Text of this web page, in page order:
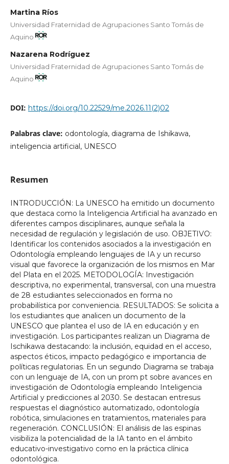
Martina Ríos
Universidad Fraternidad de Agrupaciones Santo Tomás de
Aquino
Nazarena Rodríguez
Universidad Fraternidad de Agrupaciones Santo Tomás de
Aquino
DOI: https://doi.org/10.22529/me.2026.11(2)02
Palabras clave: odontología, diagrama de Ishikawa,
inteligencia artificial, UNESCO
Resumen
INTRODUCCIÓN: La UNESCO ha emitido un documento
que destaca como la Inteligencia Artificial ha avanzado en
diferentes campos disciplinares, aunque señala la
necesidad de regulación y legislación de uso. OBJETIVO:
Identificar los contenidos asociados a la investigación en
Odontología empleando lenguajes de IA y un recurso
visual que favorece la organización de los mismos en Mar
del Plata en el 2025. METODOLOGÍA: Investigación
descriptiva, no experimental, transversal, con una muestra
de 28 estudiantes seleccionados en forma no
probabilística por conveniencia. RESULTADOS: Se solicita a
los estudiantes que analicen un documento de la
UNESCO que plantea el uso de IA en educación y en
investigación. Los participantes realizan un Diagrama de
Ischikawa destacando: la inclusión, equidad en el acceso,
aspectos éticos, impacto pedagógico e importancia de
políticas regulatorias. En un segundo Diagrama se trabaja
con un lenguaje de IA, con un prom pt sobre avances en
investigación de Odontología empleando Inteligencia
Artificial y predicciones al 2030. Se destacan entresus
respuestas el diagnóstico automatizado, odontología
robótica, simulaciones en tratamientos, materiales para
regeneración. CONCLUSIÓN: El análisis de las espinas
visibiliza la potencialidad de la IA tanto en el ámbito
educativo-investigativo como en la práctica clínica
odontológica.